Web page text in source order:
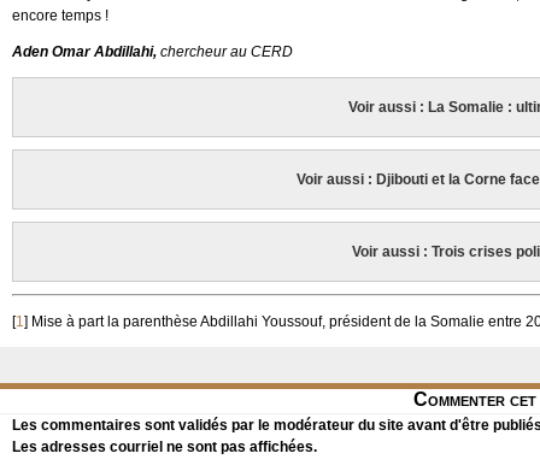
encore temps !
Aden Omar Abdillahi, chercheur au CERD
Voir aussi : La Somalie :
Voir aussi : Djibouti et la Corne
Voir aussi : Trois crises
[1] Mise à part la parenthèse Abdillahi Youssouf, président de la Somalie entre
Commenter
Les commentaires sont validés par le modérateur du site avant d'être
Les adresses courriel ne sont pas affichées.